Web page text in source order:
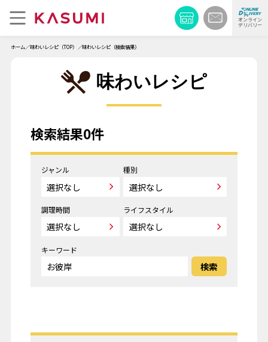
オンライン
デリバリー
ホーム 味わいレシピ（TOP） 味わいレシピ（検索結果）
味わいレシピ
検索結果0件
ジャンル 種別
調理時間 ライフスタイル
キーワード